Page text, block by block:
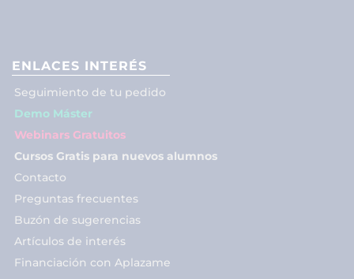
ENLACES INTERÉS
Seguimiento de tu pedido
Demo Máster
Webinars Gratuitos
Cursos Gratis para nuevos alumnos
Contacto
Preguntas frecuentes
Buzón de sugerencias
Artículos de interés
Financiación con Aplazame